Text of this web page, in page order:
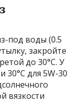
под воды (0.5
закройте
до 30°C. У
30°C для 5W-30
вязкости